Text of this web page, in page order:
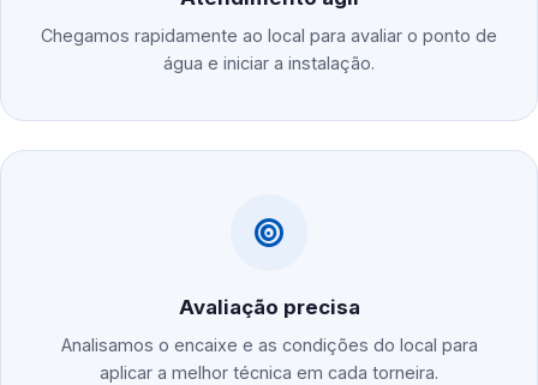
Chegamos rapidamente ao local para avaliar o ponto de
água e iniciar a instalação.
Avaliação precisa
Analisamos o encaixe e as condições do local para
aplicar a melhor técnica em cada torneira.